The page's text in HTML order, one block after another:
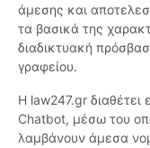
άμεσης και
τα βασικά της
διαδικτυακή
γραφείου.
Η law247.gr
Chatbot, μέσω του
λαμβάνουν άμεσα